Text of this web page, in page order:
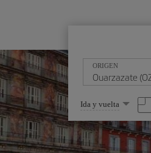
ORIGEN
Seleccione
una
opción
Ida y vuelta